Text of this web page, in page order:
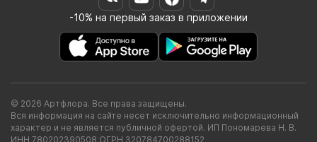
-10% на первый заказ в приложении
© 2026 Артфлора. Все права защищены.
Вся информация на сайте несет исключительно информационный
характер и не является публичной офертой. ИП Пономарева Н. В.
ИНН 780202390508 ОГРН 320784700288152